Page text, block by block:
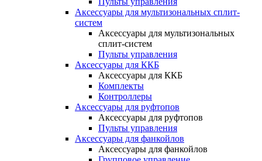
Аксессуары для мультизональных сплит-
систем
Аксессуары для мультизональных
сплит-систем
Пульты управления
Аксессуары для ККБ
Аксессуары для ККБ
Комплекты
Контроллеры
Аксессуары для руфтопов
Аксессуары для руфтопов
Пульты управления
Аксессуары для фанкойлов
Аксессуары для фанкойлов